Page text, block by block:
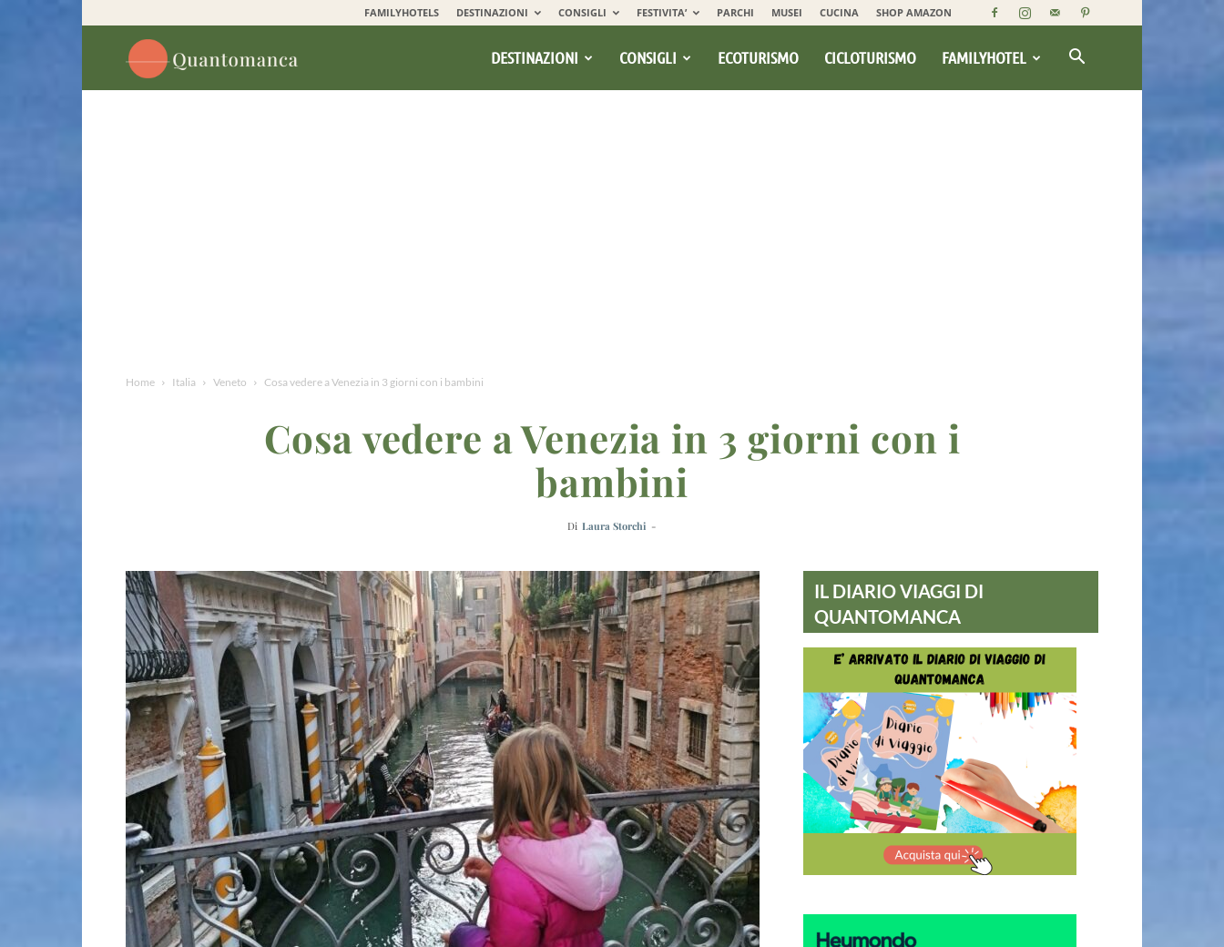
FAMILYHOTELS DESTINAZIONI CONSIGLI FESTIVITA’ PARCHI MUSEI CUCINA SHOP AMAZON
DESTINAZIONI CONSIGLI ECOTURISMO CICLOTURISMO FAMILYHOTEL
Home Italia Veneto Cosa vedere a Venezia in 3 giorni con i bambini
Cosa vedere a Venezia in 3 giorni con i
bambini
Di Laura Storchi -
IL DIARIO VIAGGI DI
QUANTOMANCA